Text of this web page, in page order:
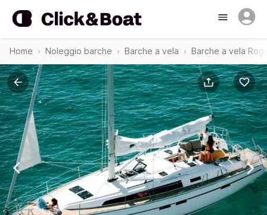
Home Noleggio barche Barche a vela Barche a vela